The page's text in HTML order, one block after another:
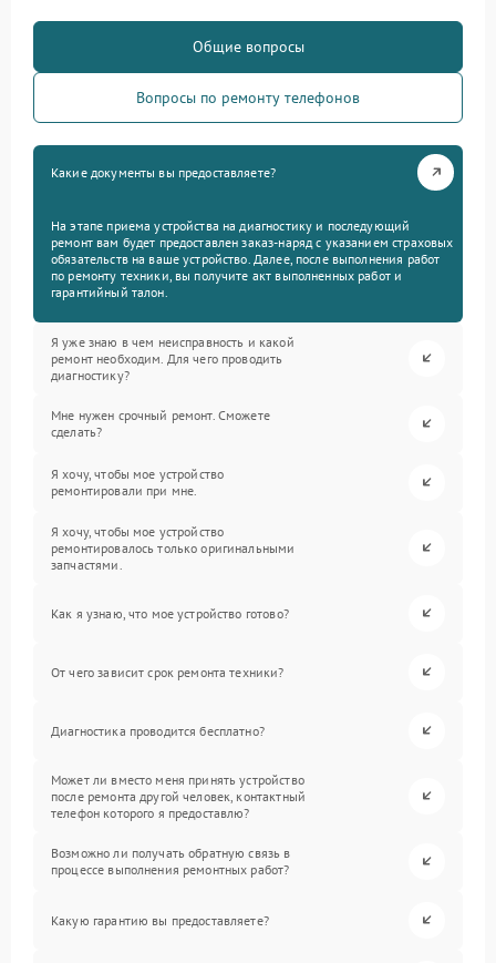
Общие вопросы
Вопросы по ремонту телефонов
Какие документы вы предоставляете?
На этапе приема устройства на диагностику и последующий
ремонт вам будет предоставлен заказ-наряд с указанием страховых
обязательств на ваше устройство. Далее, после выполнения работ
по ремонту техники, вы получите акт выполненных работ и
гарантийный талон.
Я уже знаю в чем неисправность и какой
ремонт необходим. Для чего проводить
диагностику?
Мне нужен срочный ремонт. Сможете
сделать?
Я хочу, чтобы мое устройство
ремонтировали при мне.
Я хочу, чтобы мое устройство
ремонтировалось только оригинальными
запчастями.
Как я узнаю, что мое устройство готово?
От чего зависит срок ремонта техники?
Диагностика проводится бесплатно?
Может ли вместо меня принять устройство
после ремонта другой человек, контактный
телефон которого я предоставлю?
Возможно ли получать обратную связь в
процессе выполнения ремонтных работ?
Какую гарантию вы предоставляете?